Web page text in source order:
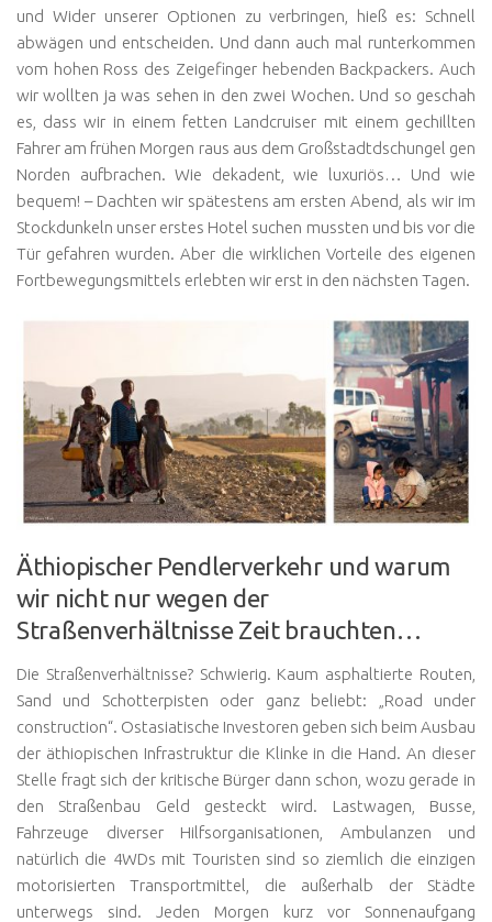
und Wider unserer Optionen zu verbringen, hieß es: Schnell
abwägen und entscheiden. Und dann auch mal runterkommen
vom hohen Ross des Zeigefinger hebenden Backpackers. Auch
wir wollten ja was sehen in den zwei Wochen. Und so geschah
es, dass wir in einem fetten Landcruiser mit einem gechillten
Fahrer am frühen Morgen raus aus dem Großstadtdschungel gen
Norden aufbrachen. Wie dekadent, wie luxuriös… Und wie
bequem! – Dachten wir spätestens am ersten Abend, als wir im
Stockdunkeln unser erstes Hotel suchen mussten und bis vor die
Tür gefahren wurden. Aber die wirklichen Vorteile des eigenen
Fortbewegungsmittels erlebten wir erst in den nächsten Tagen.
Äthiopischer Pendlerverkehr und warum
wir nicht nur wegen der
Straßenverhältnisse Zeit brauchten…
Die Straßenverhältnisse? Schwierig. Kaum asphaltierte Routen,
Sand und Schotterpisten oder ganz beliebt: „Road under
construction“. Ostasiatische Investoren geben sich beim Ausbau
der äthiopischen Infrastruktur die Klinke in die Hand. An dieser
Stelle fragt sich der kritische Bürger dann schon, wozu gerade in
den Straßenbau Geld gesteckt wird. Lastwagen, Busse,
Fahrzeuge diverser Hilfsorganisationen, Ambulanzen und
natürlich die 4WDs mit Touristen sind so ziemlich die einzigen
motorisierten Transportmittel, die außerhalb der Städte
unterwegs sind. Jeden Morgen kurz vor Sonnenaufgang